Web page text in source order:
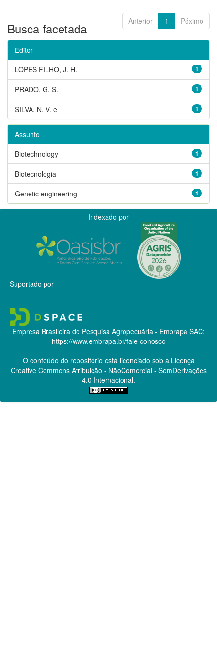
Anterior 1 Póximo
Busca facetada
Editor
1
LOPES FILHO, J. H.
1
PRADO, G. S.
1
SILVA, N. V. e
Assunto
1
Biotechnology
1
Biotecnologia
1
Genetic engineering
Indexado por
Suportado por
Empresa Brasileira de Pesquisa Agropecuária - Embrapa SAC:
https://www.embrapa.br/fale-conosco
O conteúdo do repositório está licenciado sob a Licença
Creative CommonsAtribuição - NãoComercial - SemDerivações
4.0 Internacional.